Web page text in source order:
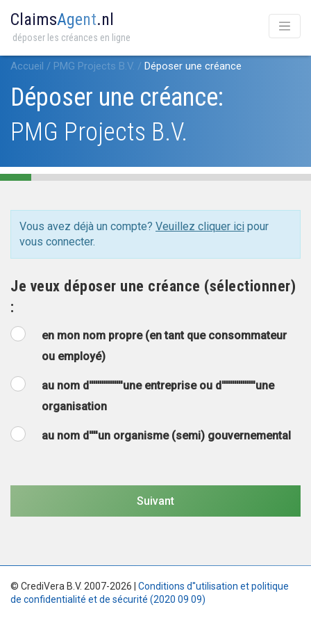
ClaimsAgent.nl
déposer les créances en ligne
Accueil / PMG Projects B.V. / Déposer une créance
Déposer une créance:
PMG Projects B.V.
Vous avez déjà un compte? Veuillez cliquer ici pour
vous connecter.
Je veux déposer une créance (sélectionner)
:
en mon nom propre (en tant que consommateur
ou employé)
au nom d''''''''''''''''une entreprise ou d''''''''''''''''une
organisation
au nom d''''un organisme (semi) gouvernemental
© CrediVera B.V. 2007-2026 | Conditions d''utilisation et politique
de confidentialité et de sécurité (2020 09 09)